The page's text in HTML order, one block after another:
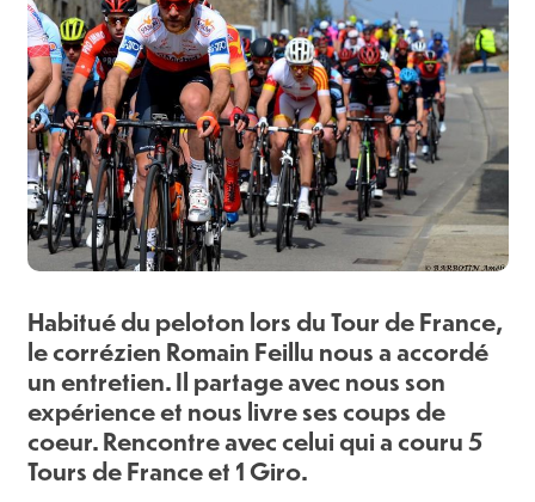
Habitué du peloton lors du Tour de France,
le corrézien Romain Feillu nous a accordé
un entretien. Il partage avec nous son
expérience et nous livre ses coups de
coeur. Rencontre avec celui qui a couru 5
Tours de France et 1 Giro.